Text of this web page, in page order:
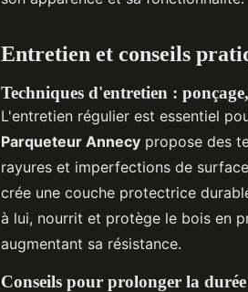
Entretien et conseils
Techniques d'entretien :
L'entretien régulier est essentiel
Parqueteur Annecy propose des
rayures et imperfections de
crée une couche protectrice
à lui, nourrit et protège le bois en
augmentant sa résistance.
Conseils pour prolonger la